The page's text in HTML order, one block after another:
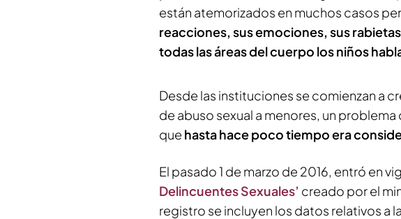
están atemorizados en muchos casos
reacciones, sus emociones, sus
todas las áreas del cuerpo los niños
Desde las instituciones se comienzan a
de abuso sexual a menores, un
que hasta hace poco tiempo era
El pasado 1 de marzo de 2016, entró en
Delincuentes Sexuales’ creado por el
registro se incluyen los datos relativos a